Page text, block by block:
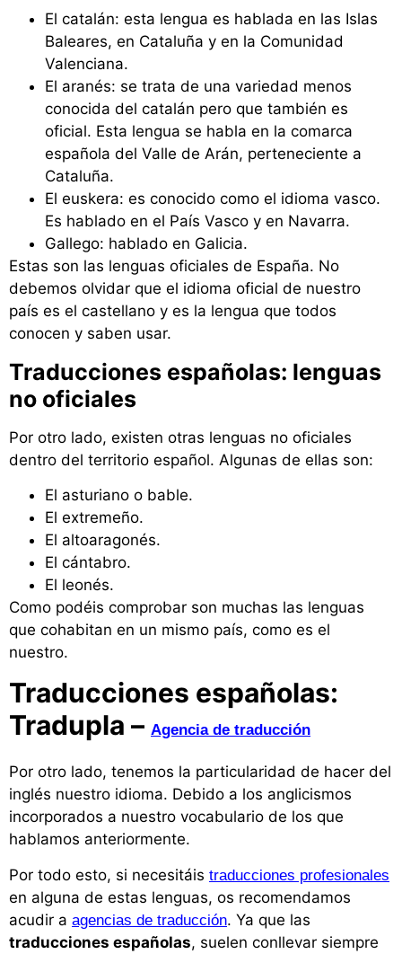
El catalán: esta lengua es hablada en las Islas
Baleares, en Cataluña y en la Comunidad
Valenciana.
El aranés: se trata de una variedad menos
conocida del catalán pero que también es
oficial. Esta lengua se habla en la comarca
española del Valle de Arán, perteneciente a
Cataluña.
El euskera: es conocido como el idioma vasco.
Es hablado en el País Vasco y en Navarra.
Gallego: hablado en Galicia.
Estas son las lenguas oficiales de España. No
debemos olvidar que el idioma oficial de nuestro
país es el castellano y es la lengua que todos
conocen y saben usar.
Traducciones españolas: lenguas
no oficiales
Por otro lado, existen otras lenguas no oficiales
dentro del territorio español. Algunas de ellas son:
El asturiano o bable.
El extremeño.
El altoaragonés.
El cántabro.
El leonés.
Como podéis comprobar son muchas las lenguas
que cohabitan en un mismo país, como es el
nuestro.
Traducciones españolas:
Tradupla – Agencia de traducción
Por otro lado, tenemos la particularidad de hacer del
inglés nuestro idioma. Debido a los anglicismos
incorporados a nuestro vocabulario de los que
hablamos anteriormente.
Por todo esto, si necesitáis traducciones profesionales
en alguna de estas lenguas, os recomendamos
acudir a agencias de traducción. Ya que las
traducciones españolas, suelen conllevar siempre